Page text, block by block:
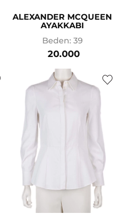
ALEXANDER MCQUEEN
AYAKKABI
Beden: 39
20.000